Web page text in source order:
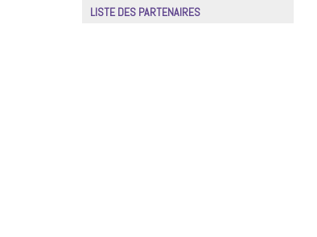
LISTE DES PARTENAIRES